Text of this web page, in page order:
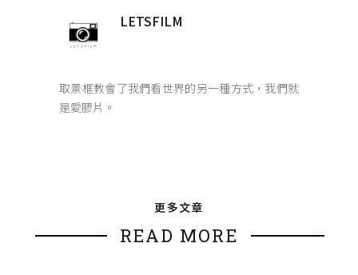
LETSFILM
取景框教會了我們看世界的另一種方式，我們就
是愛膠片。
更多文章
READ MORE